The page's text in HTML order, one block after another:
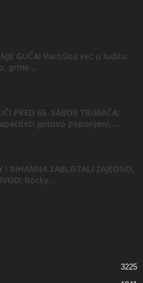
GUČA! Varošica već u ludilu:
grme...
PRED 65. SABOR TRUBAČA:
gotovo popunjeni,...
I RIHANNA ZABLISTALI ZAJEDNO,
Rocky...
3225